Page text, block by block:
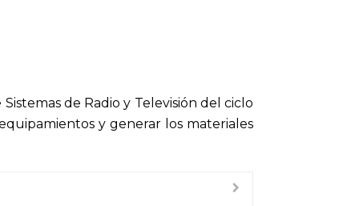
de Radio y Televisión del ciclo
y generar los materiales